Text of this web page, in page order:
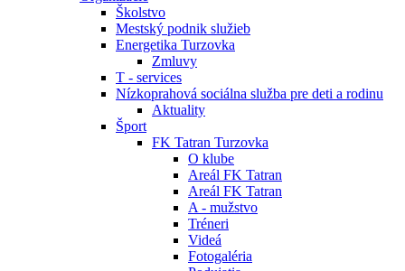
Školstvo
Mestský podnik služieb
Energetika Turzovka
Zmluvy
T - services
Nízkoprahová sociálna služba pre deti a rodinu
Aktuality
Šport
FK Tatran Turzovka
O klube
Areál FK Tatran
Areál FK Tatran
A - mužstvo
Tréneri
Videá
Fotogaléria